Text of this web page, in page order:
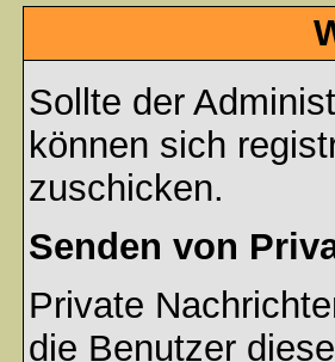
Sollte der
können sich
zuschicken.
Senden von
Private
die Benutzer